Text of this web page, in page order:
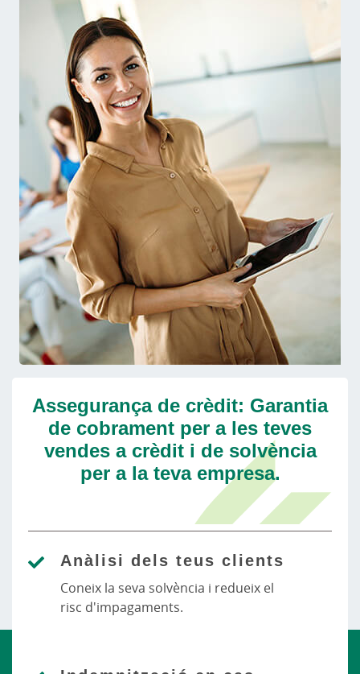
Assegurança de crèdit: Garantia
de cobrament per a les teves
vendes a crèdit i de solvència
per a la teva empresa.
Anàlisi dels teus clients
Coneix la seva solvència i redueix el
risc d'impagaments.